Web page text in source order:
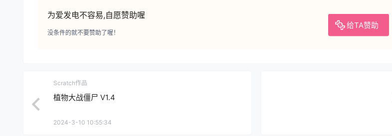
为爱发电不容易,自愿赞助喔
给TA赞助
没条件的就不要赞助了喔！
Scratch作品
植物大战僵尸 V1.4
2024-3-10 10:55:34